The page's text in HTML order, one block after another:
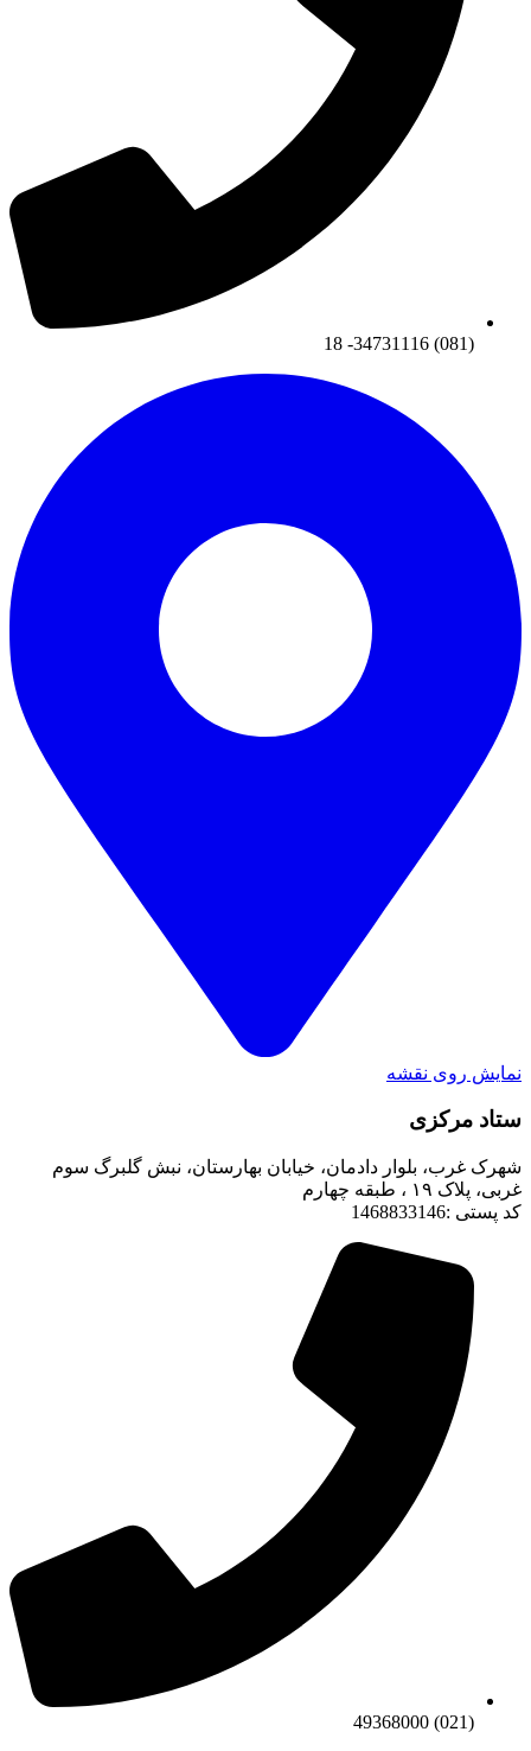
(081) 34731116- 18
نمایش روی نقشه
ستاد مرکزی
شهرک غرب، بلوار دادمان، خیابان بهارستان، نبش گلبرگ سوم
غربی، پلاک ۱۹ ، طبقه چهارم
کد پستی :1468833146
(021) 49368000